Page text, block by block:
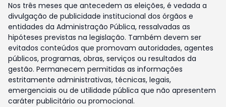
Nos três meses que antecedem as eleições, é vedada a
divulgação de publicidade institucional dos órgãos e
entidades da Administração Pública, ressalvadas as
hipóteses previstas na legislação. Também devem ser
evitados conteúdos que promovam autoridades, agentes
públicos, programas, obras, serviços ou resultados da
gestão. Permanecem permitidas as informações
estritamente administrativas, técnicas, legais,
emergenciais ou de utilidade pública que não apresentem
caráter publicitário ou promocional.